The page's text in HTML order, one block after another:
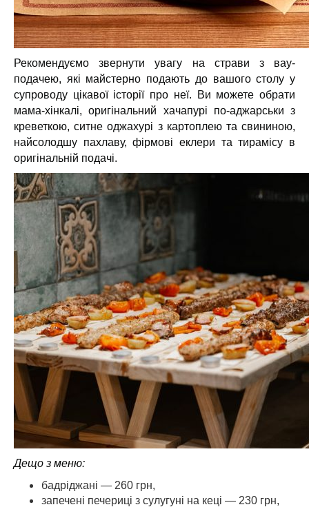
Рекомендуємо звернути увагу на страви з вау-
подачею, які майстерно подають до вашого столу у
супроводу цікавої історії про неї. Ви можете обрати
мама-хінкалі, оригінальний хачапурі по-аджарськи з
креветкою, ситне оджахурі з картоплею та свининою,
найсолодшу пахлаву, фірмові еклери та тирамісу в
оригінальній подачі.
Дещо з меню:
бадріджані — 260 грн,
запечені печериці з сулугуні на кеці — 230 грн,